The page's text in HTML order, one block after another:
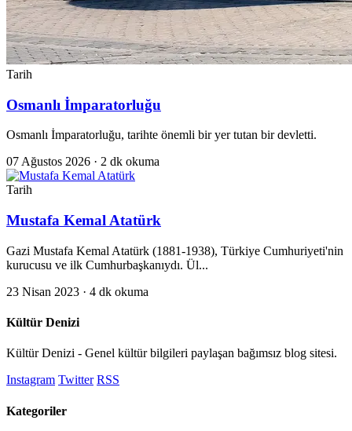
Tarih
Osmanlı İmparatorluğu
Osmanlı İmparatorluğu, tarihte önemli bir yer tutan bir devletti.
07 Ağustos 2026 · 2 dk okuma
Tarih
Mustafa Kemal Atatürk
Gazi Mustafa Kemal Atatürk (1881-1938), Türkiye Cumhuriyeti'nin
kurucusu ve ilk Cumhurbaşkanıydı. Ül...
23 Nisan 2023 · 4 dk okuma
Kültür Denizi
Kültür Denizi - Genel kültür bilgileri paylaşan bağımsız blog sitesi.
Instagram Twitter RSS
Kategoriler